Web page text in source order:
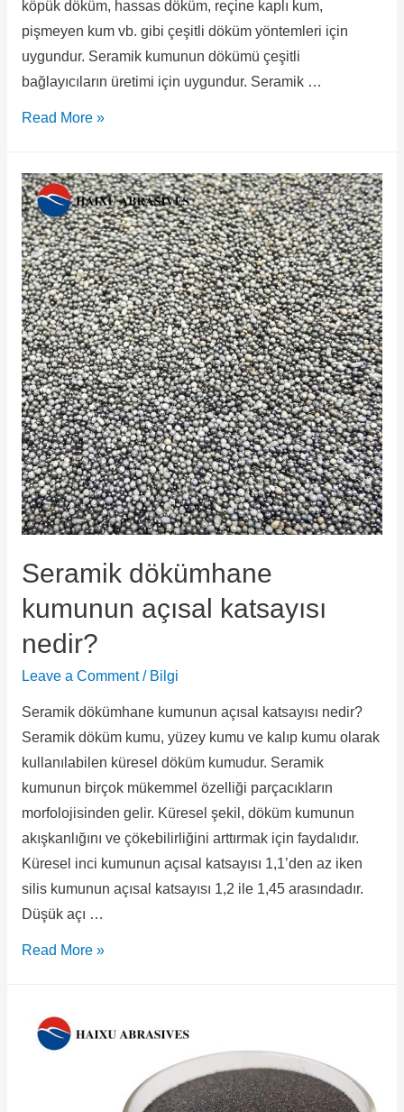
köpük döküm, hassas döküm, reçine kaplı kum,
pişmeyen kum vb. gibi çeşitli döküm yöntemleri için
uygundur. Seramik kumunun dökümü çeşitli
bağlayıcıların üretimi için uygundur. Seramik …
Read More »
Seramik dökümhane
kumunun açısal katsayısı
nedir?
Leave a Comment / Bilgi
Seramik dökümhane kumunun açısal katsayısı nedir?
Seramik döküm kumu, yüzey kumu ve kalıp kumu olarak
kullanılabilen küresel döküm kumudur. Seramik
kumunun birçok mükemmel özelliği parçacıkların
morfolojisinden gelir. Küresel şekil, döküm kumunun
akışkanlığını ve çökebilirliğini arttırmak için faydalıdır.
Küresel inci kumunun açısal katsayısı 1,1’den az iken
silis kumunun açısal katsayısı 1,2 ile 1,45 arasındadır.
Düşük açı …
Read More »